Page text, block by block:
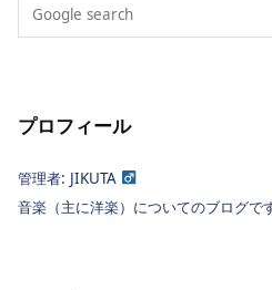
プロフィール
管理者: JIKUTA
音楽（主に洋楽）についてのブログです